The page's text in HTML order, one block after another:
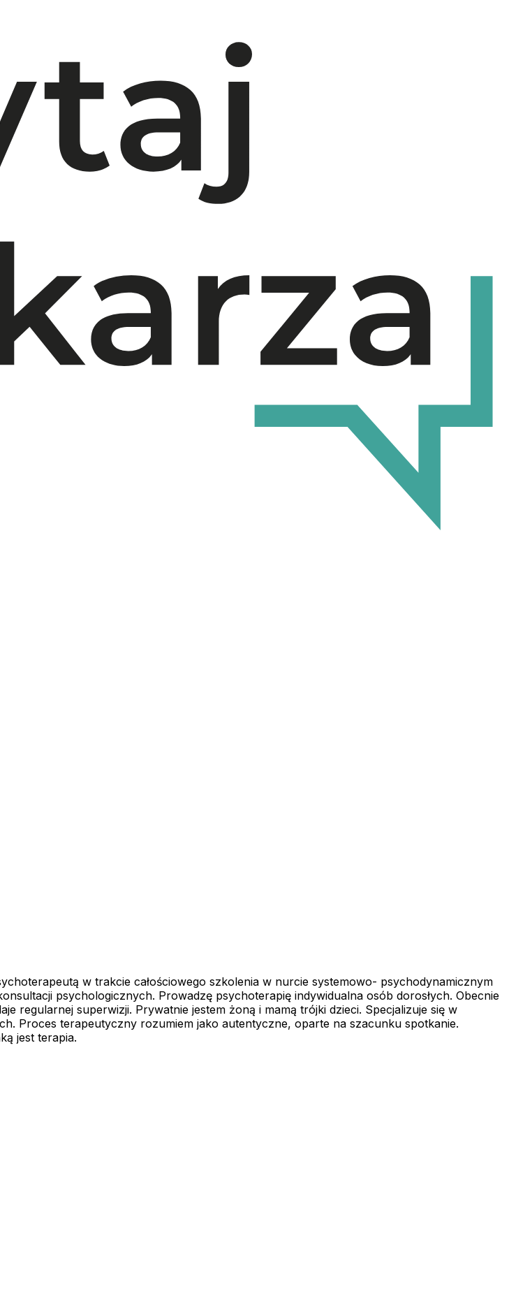
w trakcie całościowego szkolenia w nurcie systemowo- psychodynamicznym
psychologicznych. Prowadzę psychoterapię indywidualna osób dorosłych. Obecnie
regularnej superwizji. Prywatnie jestem żoną i mamą trójki dzieci. Specjalizuje się w
Proces terapeutyczny rozumiem jako autentyczne, oparte na szacunku spotkanie.
jest terapia.